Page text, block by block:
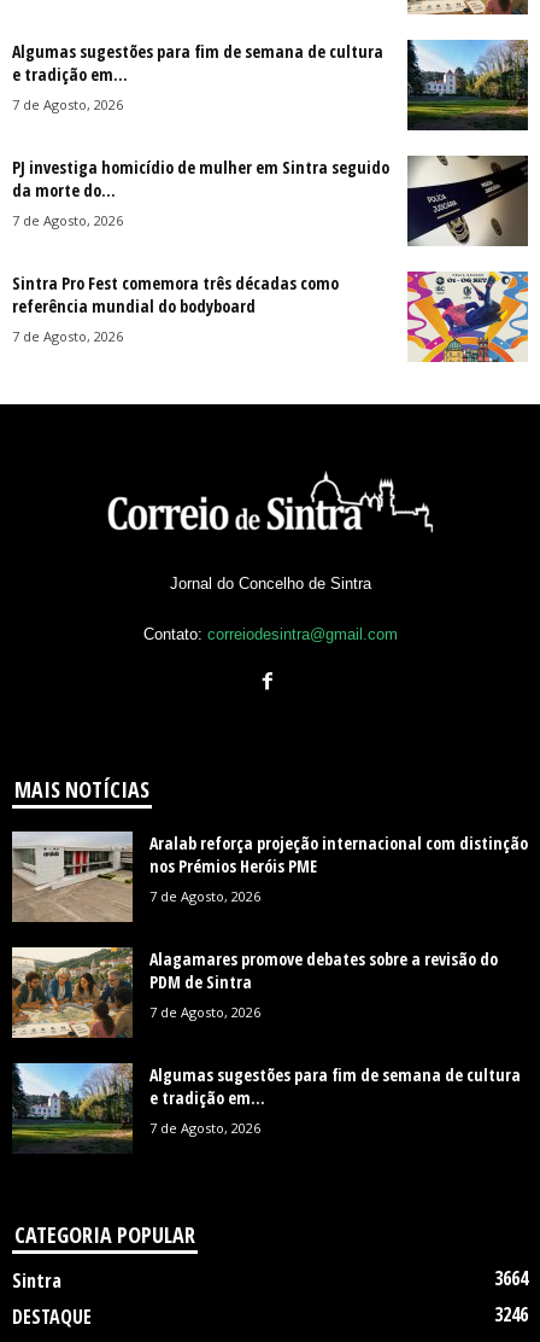
Algumas sugestões para fim de semana de cultura
e tradição em...
7 de Agosto, 2026
PJ investiga homicídio de mulher em Sintra seguido
da morte do...
7 de Agosto, 2026
Sintra Pro Fest comemora três décadas como
referência mundial do bodyboard
7 de Agosto, 2026
Jornal do Concelho de Sintra
Contato: correiodesintra@gmail.com
MAIS NOTÍCIAS
Aralab reforça projeção internacional com distinção
nos Prémios Heróis PME
7 de Agosto, 2026
Alagamares promove debates sobre a revisão do
PDM de Sintra
7 de Agosto, 2026
Algumas sugestões para fim de semana de cultura
e tradição em...
7 de Agosto, 2026
CATEGORIA POPULAR
Sintra
3664
DESTAQUE
3246